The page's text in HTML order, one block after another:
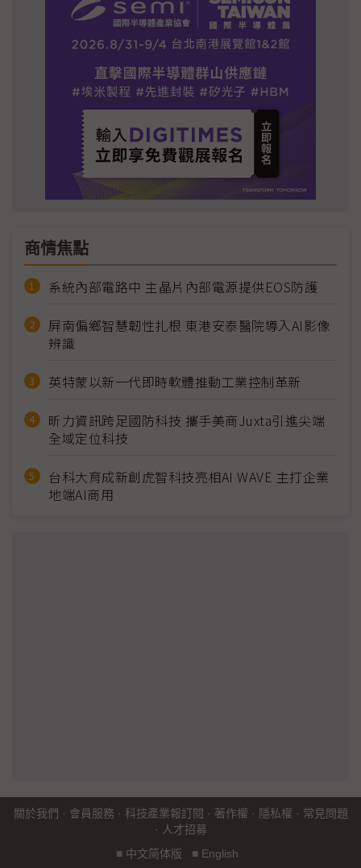
商情焦點
系統內部電路中 主晶片內部電源提供EOS防護
屏南偏鄉智慧韌性扎根 東港安泰醫院導入AI影像
辨識
英特蒙以新一代即時軟體推動工業控制革新
昕力資訊跨足國防科技 攜手美商Juxta引進尖端
全域定位科技
台科大育成新創虎智科技亮相AI WAVE 主打企業
地端AI商用
關於我們 · 會員服務 · 科技產業報訂閱 · 著作權 · 隱私權 · 常見問題
· 人才招募
■ 中文简体版 ■ English